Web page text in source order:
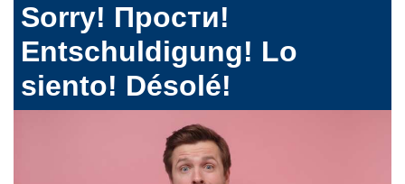
Sorry! Прости!
Entschuldigung! Lo
siento! Désolé!